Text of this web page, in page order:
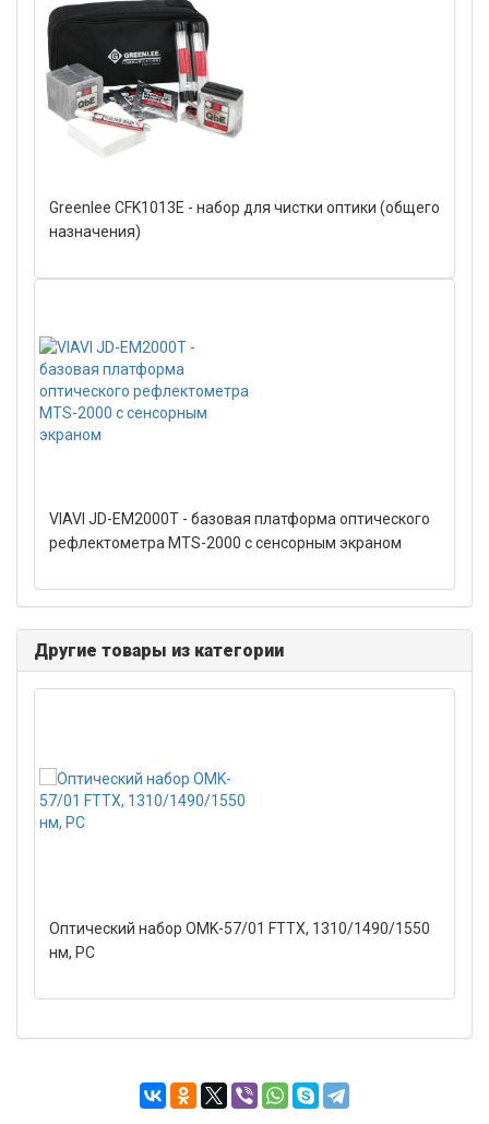
Greenlee CFK1013E - набор для чистки оптики (общего
назначения)
VIAVI JD-EM2000T - базовая платформа оптического
рефлектометра MTS-2000 с сенсорным экраном
Другие товары из категории
Оптический набор OMK-57/01 FTTX, 1310/1490/1550
нм, PC